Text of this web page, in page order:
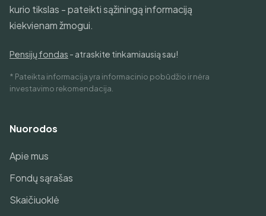
kurio tikslas - pateikti sąžiningą informaciją
kiekvienam žmogui.
Pensijų fondas - atraskite tinkamiausią sau!
* Pateikta informacija yra informacinio pobūdžio ir nėra
investavimo rekomendacija.
Nuorodos
Apie mus
Fondų sąrašas
Skaičiuoklė